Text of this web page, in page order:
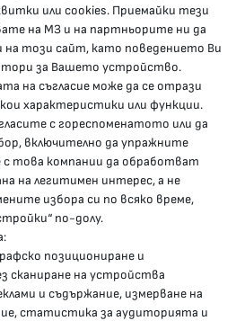
„Света Неделя“ №5
МРЕЖИ
или cookies. Приемайки тези
на МЗ и на партньорите ни да
на този сайт, като поведението Ви
за Вашето устройство.
на съгласие може да се отрази
характеристики или функции.
с гореспоменатото или да
включително да упражните
с това компании да обработват
на легитимен интерес, а не
избора си по всяко време,
по-долу.
позициониране и
сканиране на устройства
и съдържание, измерване на
статистика за аудиторията и